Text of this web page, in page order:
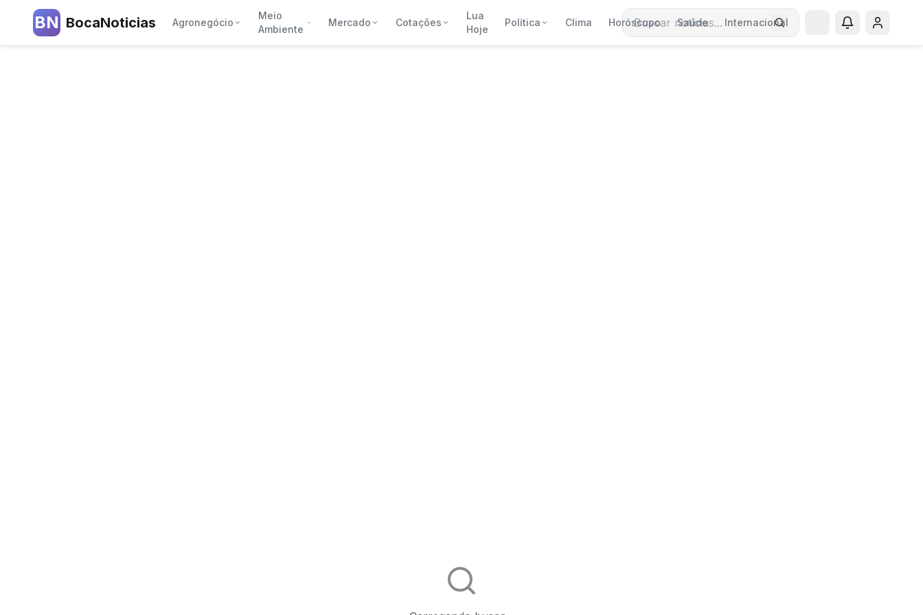
BN BocaNoticias Agronegócio
Meio
Ambiente
Mercado Cotações
Lua
Hoje
Política Clima Horóscopo Saúde Internacional
Buscar notícias